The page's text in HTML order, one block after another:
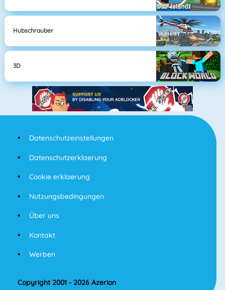
Hubschrauber
3D
Datenschutzeinstellungen
Datenschutzerklaerung
Cookie erklaerung
Nutzungsbedingungen
Über uns
Kontakt
Werben
Copyright 2001 - 2026 Azerion